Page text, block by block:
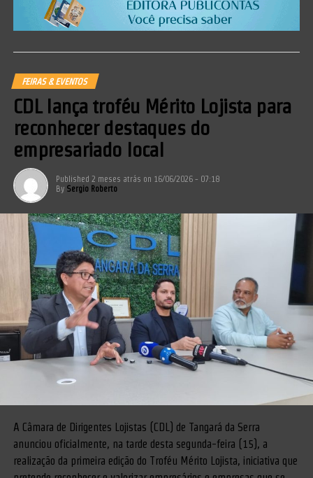
FEIRAS & EVENTOS
CDL lança troféu Mérito Lojista para
reconhecer destaques do
empresariado local
Published 2 meses atrás on 16/06/2026 - 07:18
By Sergio Roberto
A Câmara de Dirigentes Lojistas (CDL) de Tangará da Serra
anunciou oficialmente, na tarde desta segunda-feira (15), a
realização da primeira edição do Troféu Mérito Lojista, iniciativa que